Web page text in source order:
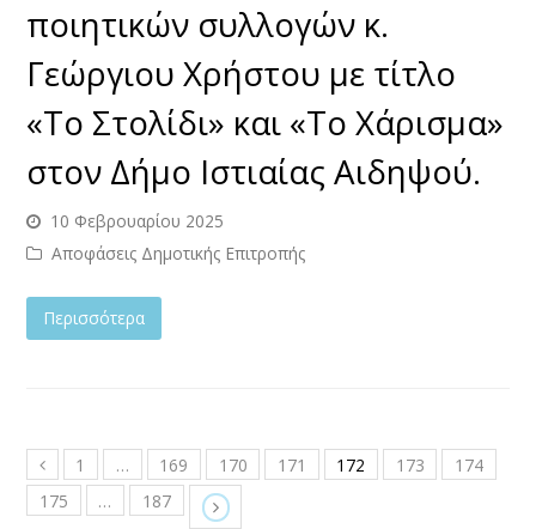
ποιητικών συλλογών κ.
Γεώργιου Χρήστου με τίτλο
«Το Στολίδι» και «Το Χάρισμα»
στον Δήμο Ιστιαίας Αιδηψού.
10 Φεβρουαρίου 2025
Αποφάσεις Δημοτικής Επιτροπής
Περισσότερα
1 … 169 170 171 172 173
174
175
… 187